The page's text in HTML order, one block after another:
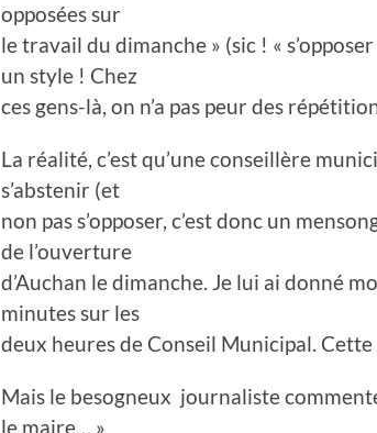
opposées sur
le travail du dimanche » (sic ! «
un style ! Chez
ces gens-là, on n’a pas peur des
La réalité, c’est qu’une conseillère
s’abstenir (et
non pas s’opposer, c’est donc un
de l’ouverture
d’Auchan le dimanche. Je lui ai donné
minutes sur les
deux heures de Conseil Municipal.
Mais le besogneux journaliste
le maire… »